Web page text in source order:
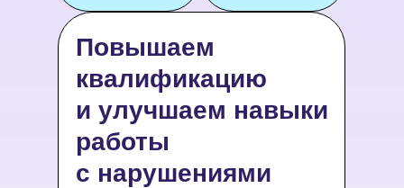
Повышаем
квалификацию
и улучшаем навыки
работы
с нарушениями